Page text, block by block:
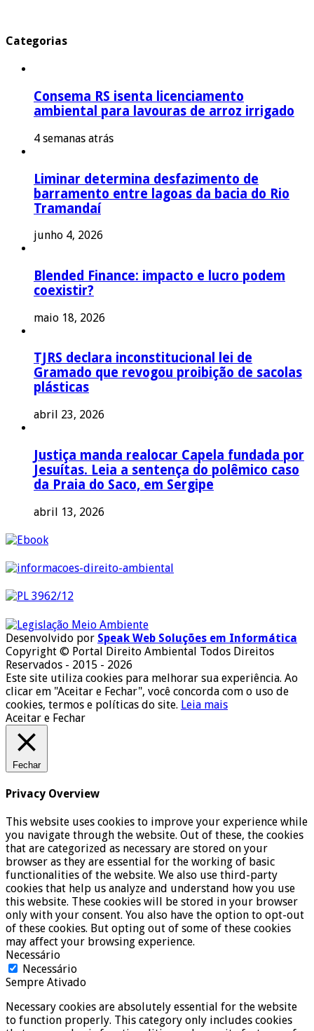
Categorias
Consema RS isenta licenciamento
ambiental para lavouras de arroz irrigado
4 semanas atrás
Liminar determina desfazimento de
barramento entre lagoas da bacia do Rio
Tramandaí
junho 4, 2026
Blended Finance: impacto e lucro podem
coexistir?
maio 18, 2026
TJRS declara inconstitucional lei de
Gramado que revogou proibição de sacolas
plásticas
abril 23, 2026
Justiça manda realocar Capela fundada por
Jesuítas. Leia a sentença do polêmico caso
da Praia do Saco, em Sergipe
abril 13, 2026
Desenvolvido por Speak Web Soluções em Informática
Copyright © Portal Direito Ambiental Todos Direitos
Reservados - 2015 - 2026
Este site utiliza cookies para melhorar sua experiência. Ao
clicar em "Aceitar e Fechar", você concorda com o uso de
cookies, termos e políticas do site. Leia mais
Aceitar e Fechar
Fechar
Privacy Overview
This website uses cookies to improve your experience while
you navigate through the website. Out of these, the cookies
that are categorized as necessary are stored on your
browser as they are essential for the working of basic
functionalities of the website. We also use third-party
cookies that help us analyze and understand how you use
this website. These cookies will be stored in your browser
only with your consent. You also have the option to opt-out
of these cookies. But opting out of some of these cookies
may affect your browsing experience.
Necessário
Necessário
Sempre Ativado
Necessary cookies are absolutely essential for the website
to function properly. This category only includes cookies